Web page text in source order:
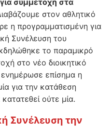
συμμετοχή στα
στον αθλητικό
η προγραμματισμένη για
Συνέλευση του
το παραμικρό
στο νέο διοικητικό
επίσημα η
για την κατάθεση
ούτε μία.
Συνέλευση την